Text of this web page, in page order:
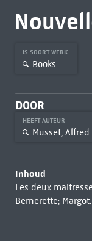
IS SOORT WERK
Books
DOOR
HEEFT AUTEUR
Musset, Alfred
Inhoud
Les deux
Bernerette; Margot.